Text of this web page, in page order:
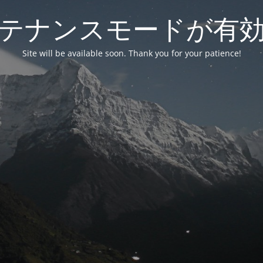
ナンスモードが有
Site will be available soon. Thank you for your patience!